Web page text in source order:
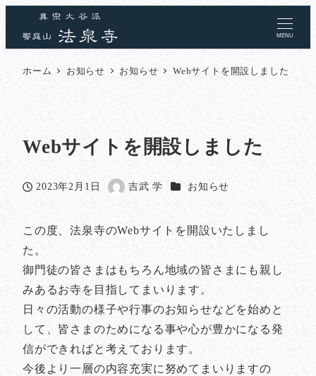
MENU
ホーム お知らせ お知らせ Webサイトを開設しました
Webサイトを開設しました
投稿日
2023年2月1日
著
者
吉武 学 カテゴリー
お知らせ
この度、法泉寺のWebサイトを開設いたしまし
た。
御門徒の皆さまはもちろん地域の皆さまにも親し
みあるお寺を目指してまいります。
日々の活動の様子や行事のお知らせなどを始めと
して、皆さまのためになる事や心が豊かになる発
信ができればと考えております。
今後より一層の内容充実に努めてまいりますの